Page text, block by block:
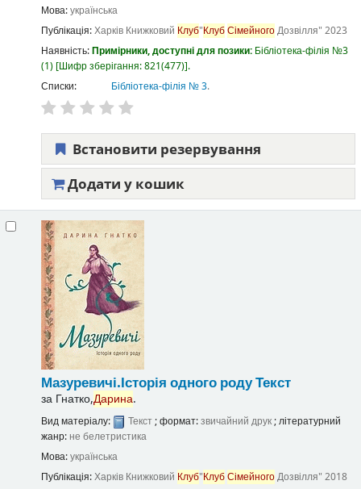
Мова:українська
Публікація:Харків Книжковий Клуб"КлубСімейногоДозвілля" 2023
Наявність:Примірники, доступні для позики: Бібліотека-філія №3
(1) Шифр зберігання:821(477) .
Списки:
Бібліотека-філія № 3.
Встановити резервування
Додати у кошик
Мазуревичі.Історія одного родуТекст
за Гнатко,Дарина.
Вид матеріалу: Текст; формат:звичайний друк; літературний
жанр: не белетристика
Мова:українська
Публікація:Харків Книжковий Клуб"КлубСімейногоДозвілля" 2018